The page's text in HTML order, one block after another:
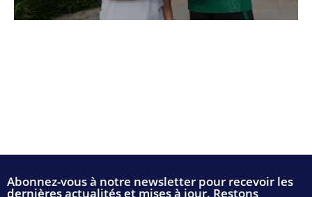
Abonnez-vous à notre newsletter pour recevoir les
dernières actualités et mises à jour. Restons